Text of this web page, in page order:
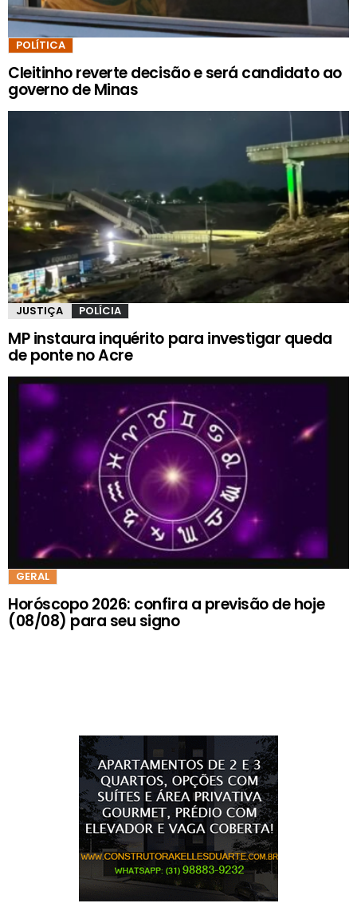
POLÍTICA
Cleitinho reverte decisão e será candidato ao
governo de Minas
JUSTIÇA POLÍCIA
MP instaura inquérito para investigar queda
de ponte no Acre
GERAL
Horóscopo 2026: confira a previsão de hoje
(08/08) para seu signo